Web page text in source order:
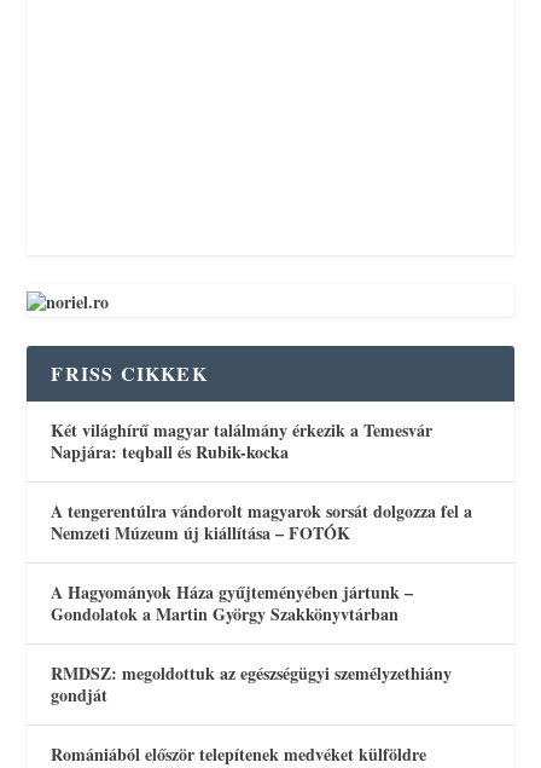
FRISS CIKKEK
Két világhírű magyar találmány érkezik a Temesvár
Napjára: teqball és Rubik-kocka
A tengerentúlra vándorolt magyarok sorsát dolgozza fel a
Nemzeti Múzeum új kiállítása – FOTÓK
A Hagyományok Háza gyűjteményében jártunk –
Gondolatok a Martin György Szakkönyvtárban
RMDSZ: megoldottuk az egészségügyi személyzethiány
gondját
Romániából először telepítenek medvéket külföldre